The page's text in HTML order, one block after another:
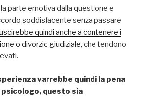
la parte emotiva dalla questione e
soddisfacente senza passare
quindi anche a contenere i
o divorzio giudiziale, che tendono
varrebbe quindi la pena
psicologo, questo sia